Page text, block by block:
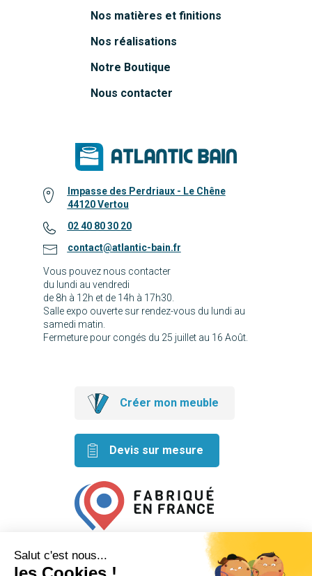
Nos matières et finitions
Nos réalisations
Notre Boutique
Nous contacter
Impasse des Perdriaux - Le Chêne
44120 Vertou
02 40 80 30 20
contact@atlantic-bain.fr
Vous pouvez nous contacter
du lundi au vendredi
de 8h à 12h et de 14h à 17h30.
Salle expo ouverte sur rendez-vous du lundi au
samedi matin.
Fermeture pour congés du 25 juillet au 16 Août.
Créer mon meuble
Devis sur mesure
Retrouvez nos idées créatives
sur les réseaux